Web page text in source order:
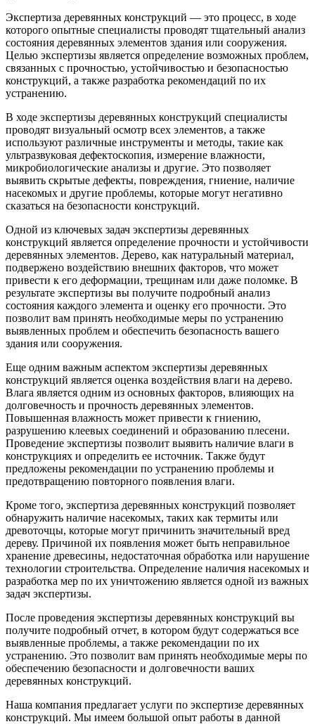
Экспертиза деревянных конструкций — это процесс, в ходе
которого опытные специалисты проводят тщательный анализ
состояния деревянных элементов здания или сооружения.
Целью экспертизы является определение возможных проблем,
связанных с прочностью, устойчивостью и безопасностью
конструкций, а также разработка рекомендаций по их
устранению.
В ходе экспертизы деревянных конструкций специалисты
проводят визуальный осмотр всех элементов, а также
используют различные инструменты и методы, такие как
ультразвуковая дефектоскопия, измерение влажности,
микробиологические анализы и другие. Это позволяет
выявить скрытые дефекты, повреждения, гниение, наличие
насекомых и другие проблемы, которые могут негативно
сказаться на безопасности конструкций.
Одной из ключевых задач экспертизы деревянных
конструкций является определение прочности и устойчивости
деревянных элементов. Дерево, как натуральный материал,
подвержено воздействию внешних факторов, что может
привести к его деформации, трещинам или даже поломке. В
результате экспертизы вы получите подробный анализ
состояния каждого элемента и оценку его прочности. Это
позволит вам принять необходимые меры по устранению
выявленных проблем и обеспечить безопасность вашего
здания или сооружения.
Еще одним важным аспектом экспертизы деревянных
конструкций является оценка воздействия влаги на дерево.
Влага является одним из основных факторов, влияющих на
долговечность и прочность деревянных элементов.
Повышенная влажность может привести к гниению,
разрушению клеевых соединений и образованию плесени.
Проведение экспертизы позволит выявить наличие влаги в
конструкциях и определить ее источник. Также будут
предложены рекомендации по устранению проблемы и
предотвращению повторного появления влаги.
Кроме того, экспертиза деревянных конструкций позволяет
обнаружить наличие насекомых, таких как термиты или
древоточцы, которые могут причинить значительный вред
дереву. Причиной их появления может быть неправильное
хранение древесины, недостаточная обработка или нарушение
технологии строительства. Определение наличия насекомых и
разработка мер по их уничтожению является одной из важных
задач экспертизы.
После проведения экспертизы деревянных конструкций вы
получите подробный отчет, в котором будут содержаться все
выявленные проблемы, а также рекомендации по их
устранению. Это позволит вам принять необходимые меры по
обеспечению безопасности и долговечности ваших
деревянных конструкций.
Наша компания предлагает услуги по экспертизе деревянных
конструкций. Мы имеем большой опыт работы в данной